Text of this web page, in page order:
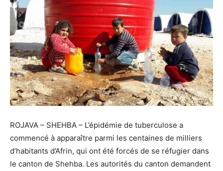
ROJAVA – SHEHBA – L’épidémie de tuberculose a
commencé à apparaître parmi les centaines de milliers
d’habitants d’Afrin, qui ont été forcés de se réfugier dans
le canton de Shehba. Les autorités du canton demandent